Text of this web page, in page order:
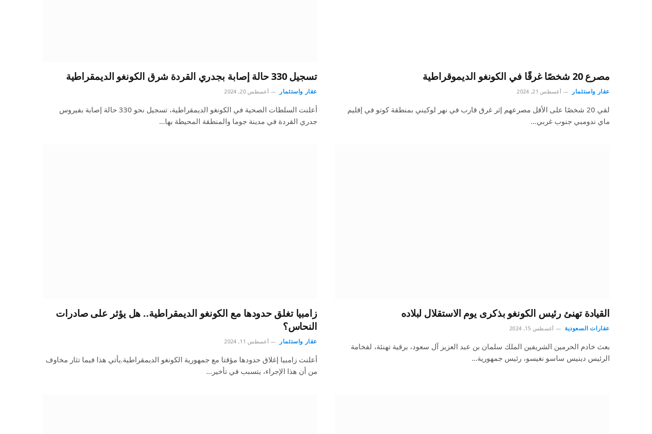
مصرع 20 شخصًا غرقًا في الكونغو الديموقراطية
عقار واستثمار أغسطس 21, 2024
لقي 20 شخصًا على الأقل مصرعهم إثر غرق قارب في نهر لوكيني بمنطقة كوتو في إقليم
ماي ندومبي جنوب غربي…
تسجيل 330 حالة إصابة بجدري القردة شرق الكونغو الديمقراطية
عقار واستثمار أغسطس 20, 2024
أعلنت السلطات الصحية في الكونغو الديمقراطية، تسجيل نحو 330 حالة إصابة بفيروس
جدري القردة في مدينة جوما والمنطقة المحيطة بها…
القيادة تهنئ رئيس الكونغو بذكرى يوم الاستقلال لبلاده
عقارات السعودية أغسطس 15, 2024
بعث خادم الحرمين الشريفين الملك سلمان بن عبد العزيز آل سعود، برقية تهنئة، لفخامة
الرئيس دينيس ساسو نغيسو، رئيس جمهورية…
زامبيا تغلق حدودها مع الكونغو الديمقراطية.. هل يؤثر على صادرات
النحاس؟
عقار واستثمار أغسطس 11, 2024
أعلنت زامبيا إغلاق حدودها مؤقتا مع جمهورية الكونغو الديمقراطية.يأتي هذا فيما تثار مخاوف
من أن هذا الإجراء، يتسبب في تأخير…